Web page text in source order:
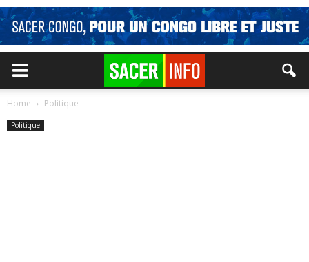
Home Politique
Politique